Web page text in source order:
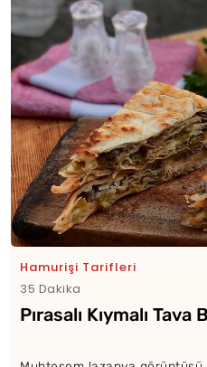
Hamurişi Tarifleri
35 Dakika
Pırasalı Kıymalı Tava